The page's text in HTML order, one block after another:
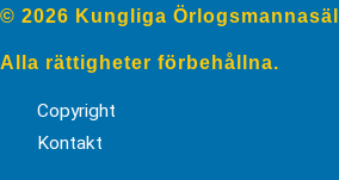
© 2026 Kungliga
Alla rättigheter förbehållna.
Copyright
Kontakt